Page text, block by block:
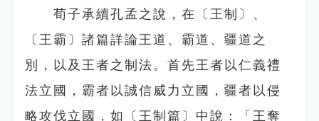
荀子承續孔孟之說，在〔王制〕、
〔王霸〕諸篇詳論王道、霸道、疆道之
別，以及王者之制法。首先王者以仁義禮
法立國，霸者以誠信威力立國，疆者以侵
略攻伐立國，如〔王制篇〕中說：「王奪